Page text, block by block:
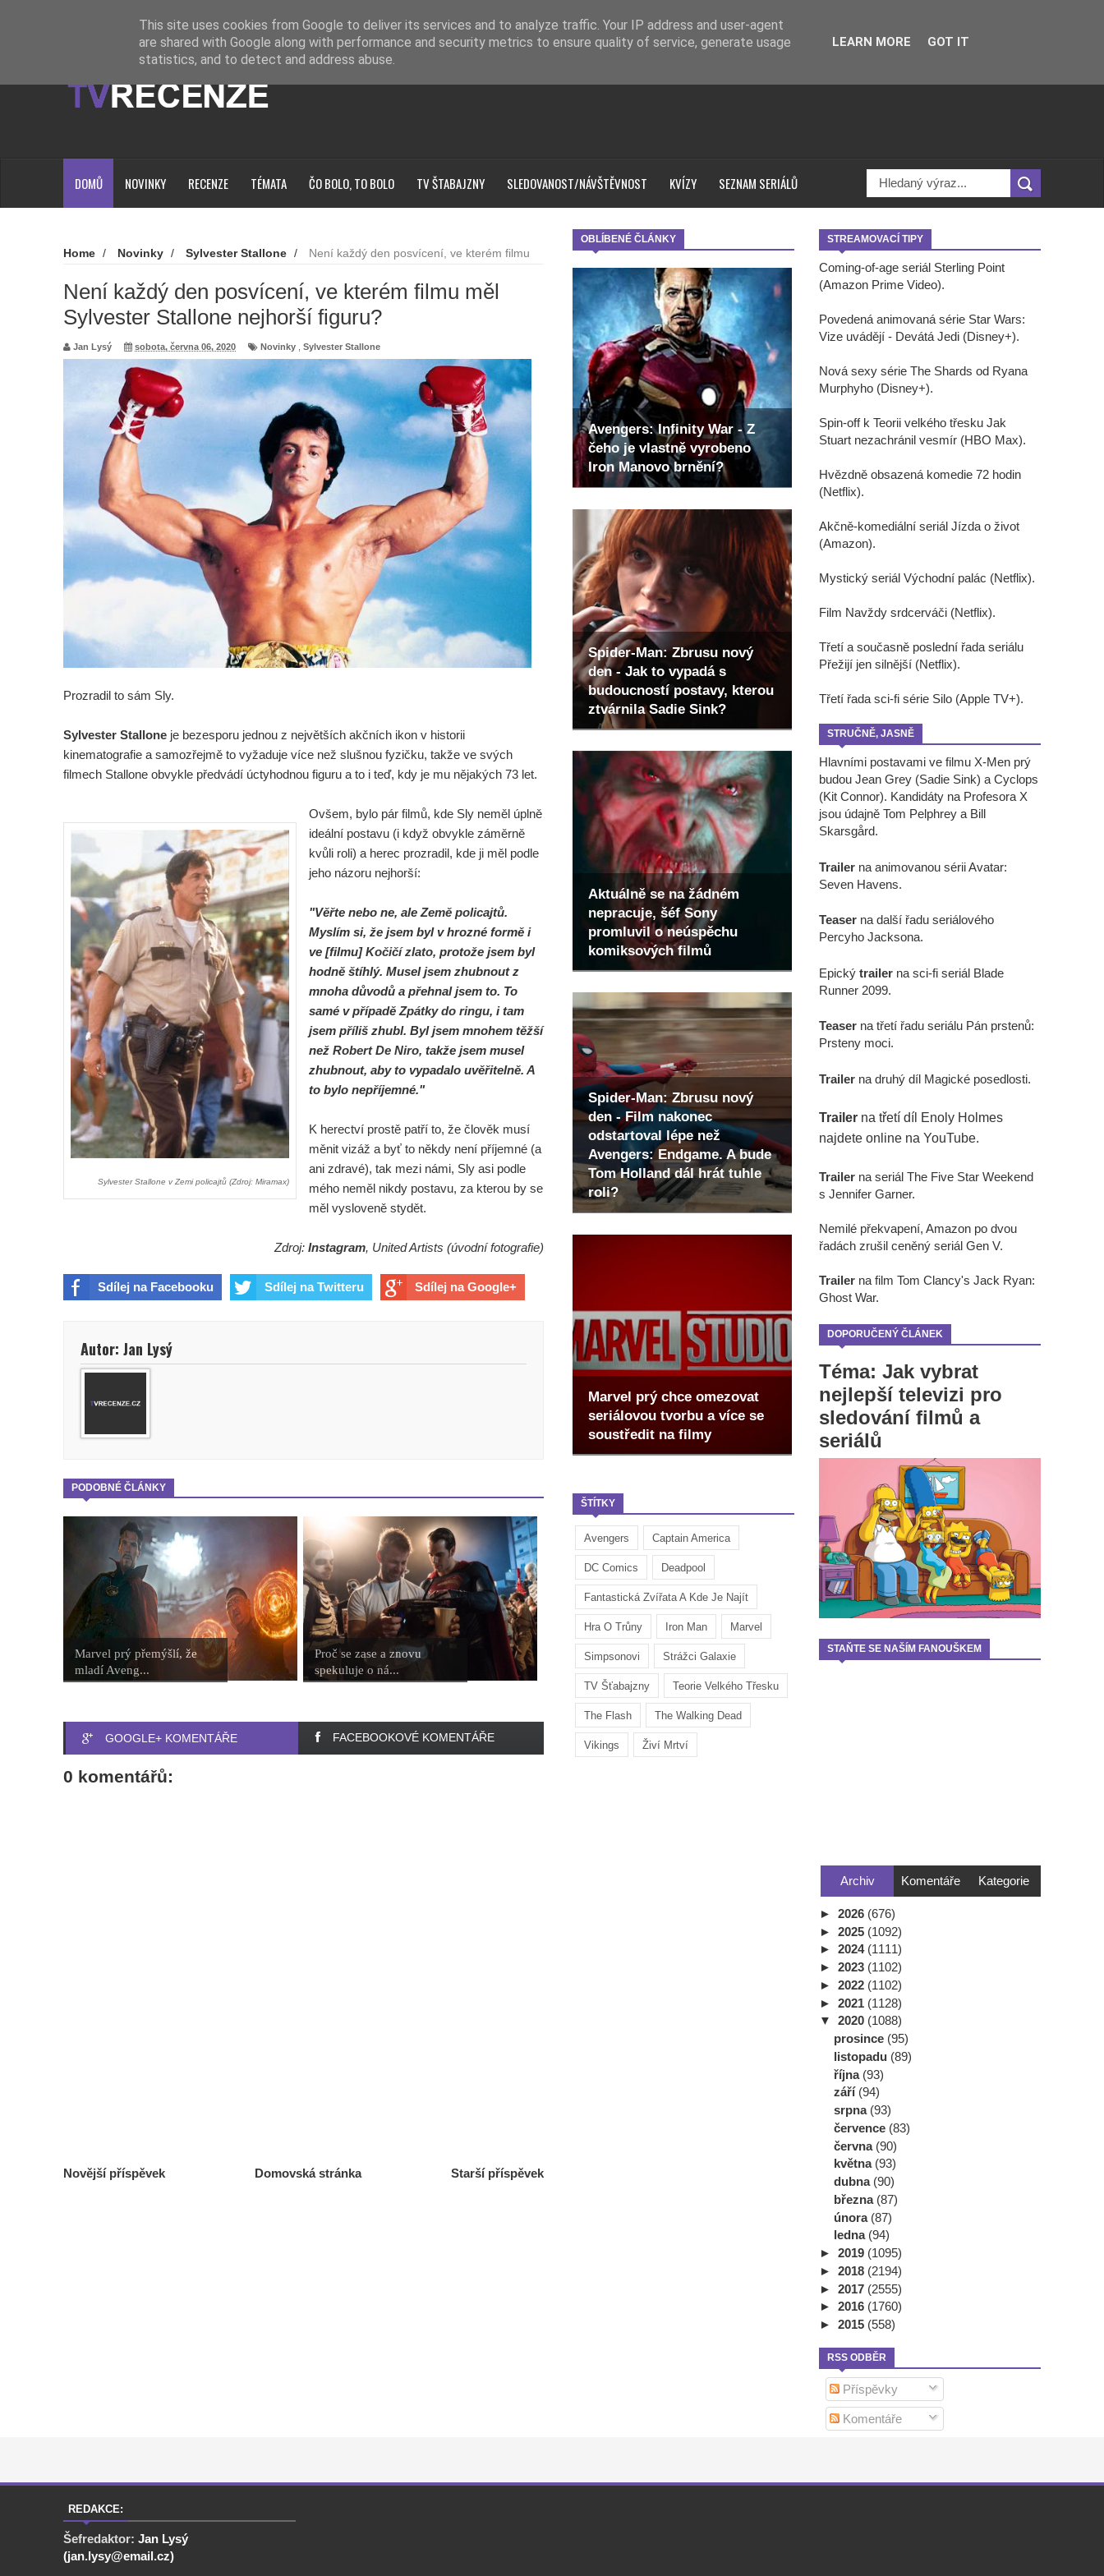
Loading...
DOMŮ NOVINKY RECENZE TÉMATA ČO BOLO, TO BOLO TV ŠTABAJZNY SLEDOVANOST/NÁVŠTĚVNOST KVÍZY SEZNAM SERIÁLŮ
OBLÍBENÉ ČLÁNKY
Avengers: Infinity War - Z
čeho je vlastně vyrobeno
Iron Manovo brnění?
Spider-Man: Zbrusu nový
den - Jak to vypadá s
budoucností postavy, kterou
ztvárnila Sadie Sink?
Aktuálně se na žádném
nepracuje, šéf Sony
promluvil o neúspěchu
komiksových filmů
Spider-Man: Zbrusu nový
den - Film nakonec
odstartoval lépe než
Avengers: Endgame. A bude
Tom Holland dál hrát tuhle
roli?
Marvel prý chce omezovat
seriálovou tvorbu a více se
soustředit na filmy
ŠTÍTKY
Avengers Captain America
DC Comics Deadpool
Fantastická Zvířata A Kde Je Najít
Hra O Trůny Iron Man Marvel
Simpsonovi Strážci Galaxie
TV Šťabajzny Teorie Velkého Třesku
The Flash The Walking Dead
Vikings Živí Mrtví
Home / Novinky / Sylvester Stallone /
Není každý den posvícení, ve kterém filmu
Není každý den posvícení, ve kterém filmu měl
Sylvester Stallone nejhorší figuru?
Jan Lysý sobota, června 06, 2020 Novinky Sylvester Stallone
Prozradil to sám Sly.
Sylvester Stallone je bezesporu jednou z největších akčních ikon v historii
kinematografie a samozřejmě to vyžaduje více než slušnou fyzičku, takže ve svých
filmech Stallone obvykle předvádí úctyhodnou figuru a to i teď, kdy je mu nějakých 73 let.
Sylvester Stallone v Zemi policajtů (Zdroj: Miramax)
Ovšem, bylo pár filmů, kde Sly neměl úplně
ideální postavu (i když obvykle záměrně
kvůli roli) a herec prozradil, kde ji měl podle
jeho názoru nejhorší:
"Věřte nebo ne, ale Země policajtů.
Myslím si, že jsem byl v hrozné formě i
ve [filmu]Kočičí zlato, protože jsem byl
hodně štíhlý. Musel jsem zhubnout z
mnoha důvodů a přehnal jsem to. To
samé v případě Zpátky do ringu, i tam
jsem příliš zhubl. Byl jsem mnohem těžší
než Robert De Niro, takže jsem musel
zhubnout, aby to vypadalo uvěřitelně. A
to bylo nepříjemné."
K herectví prostě patří to, že člověk musí
měnit vizáž a byť to někdy není příjemné (a
ani zdravé), tak mezi námi, Sly asi podle
mého neměl nikdy postavu, za kterou by se
měl vysloveně stydět.
Zdroj: Instagram, United Artists (úvodní fotografie)
Sdílej na Facebooku Sdílej na Twitteru Sdílej na Google+
Autor: Jan Lysý
PODOBNÉ ČLÁNKY
Marvel prý přemýšlí, že
mladí Aveng...
Proč se zase a znovu
spekuluje o ná...
GOOGLE+ KOMENTÁŘE FACEBOOKOVÉ KOMENTÁŘE
0 komentářů:
Novější příspěvek Starší příspěvek
Domovská stránka
STREAMOVACÍ TIPY
Coming-of-age seriál Sterling Point
(Amazon Prime Video).
Povedená animovaná série Star Wars:
Vize uvádějí - Devátá Jedi (Disney+).
Nová sexy série The Shards od Ryana
Murphyho (Disney+).
Spin-off k Teorii velkého třesku Jak
Stuart nezachránil vesmír (HBO Max).
Hvězdně obsazená komedie 72 hodin
(Netflix).
Akčně-komediální seriál Jízda o život
(Amazon).
Mystický seriál Východní palác (Netflix).
Film Navždy srdcerváči (Netflix).
Třetí a současně poslední řada seriálu
Přežijí jen silnější (Netflix).
Třetí řada sci-fi série Silo (Apple TV+).
STRUČNĚ, JASNĚ
Hlavními postavami ve filmu X-Men prý
budou Jean Grey (Sadie Sink) a Cyclops
(Kit Connor). Kandidáty na Profesora X
jsou údajně Tom Pelphrey a Bill
Skarsgård.
Trailer na animovanou sérii Avatar:
Seven Havens.
Teaser na další řadu seriálového
Percyho Jacksona.
Epický trailer na sci-fi seriál Blade
Runner 2099.
Teaser na třetí řadu seriálu Pán prstenů:
Prsteny moci.
Trailer na druhý díl Magické posedlosti.
Trailer na třetí díl Enoly Holmes
najdete online na YouTube.
Trailer na seriál The Five Star Weekend
s Jennifer Garner.
Nemilé překvapení, Amazon po dvou
řadách zrušil ceněný seriál Gen V.
Trailer na film Tom Clancy's Jack Ryan:
Ghost War.
DOPORUČENÝ ČLÁNEK
Téma: Jak vybrat
nejlepší televizi pro
sledování filmů a
seriálů
STAŇTE SE NAŠÍM FANOUŠKEM
Archiv Komentáře Kategorie
► 2026 (676)
► 2025 (1092)
► 2024 (1111)
► 2023 (1102)
► 2022 (1102)
► 2021 (1128)
▼ 2020 (1088)
prosince (95)
listopadu (89)
října (93)
září (94)
srpna (93)
července (83)
června (90)
května (93)
dubna (90)
března (87)
února (87)
ledna (94)
► 2019 (1095)
► 2018 (2194)
► 2017 (2555)
► 2016 (1760)
► 2015 (558)
RSS ODBĚR
Příspěvky
Komentáře
REDAKCE:
Šefredaktor: Jan Lysý
(jan.lysy@email.cz)
This site uses cookies from Google to deliver its services and to analyze traffic. Your IP address and user-agent
are shared with Google along with performance and security metrics to ensure quality of service, generate usage
statistics, and to detect and address abuse.
LEARN MORE GOT IT